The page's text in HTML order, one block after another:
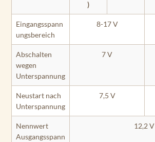
)
Eingangsspann
ungsbereich
8-17 V
Abschalten
wegen
Unterspannung
7 V
Neustart nach
Unterspannung
7,5 V
Nennwert
Ausgangsspann
12,2 V